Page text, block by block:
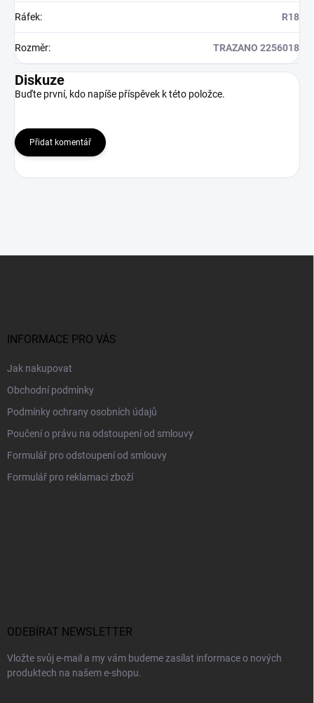
Ráfek: R18
Rozměr: TRAZANO 2256018
Diskuze
Buďte první, kdo napíše příspěvek k této položce.
Přidat komentář
INFORMACE PRO VÁS
Jak nakupovat
Obchodní podmínky
Podmínky ochrany osobních údajů
Poučení o právu na odstoupení od smlouvy
Formulář pro odstoupení od smlouvy
Formulář pro reklamaci zboží
ODEBÍRAT NEWSLETTER
Vložte svůj e-mail a my vám budeme zasílat informace o nových
produktech na našem e-shopu.